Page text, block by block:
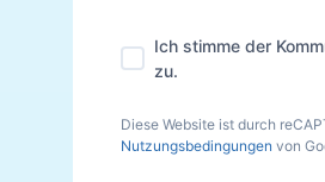
Ich stimme der
zu.
Diese Website ist durch
Nutzungsbedingungen von